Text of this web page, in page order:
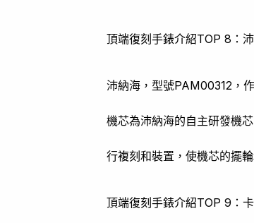
頂端復刻手錶介紹TOP 8：
沛納海，型號PAM00312，
機芯為沛納海的自主研發機
行複刻和裝置，使機芯的擺
頂端復刻手錶介紹TOP 9：